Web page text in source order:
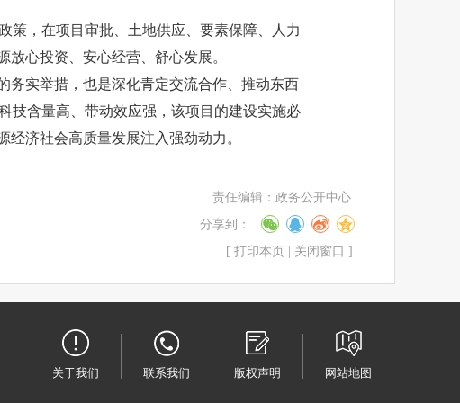
策，在项目审批、土地供应、要素保障、人力
心投资、安心经营、舒心发展。
务实举措，也是深化青定交流合作、推动东西
技含量高、带动效应强，该项目的建设实施必
济社会高质量发展注入强劲动力。
责任编辑：政务公开中心
分享到：
[ 打印本页 关闭窗口 ]
关于我们 联系我们 版权声明 网站地图